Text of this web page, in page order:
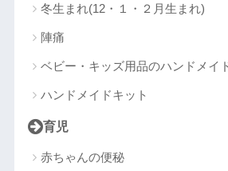
冬生まれ(12・１・２月生まれ)
陣痛
ベビー・キッズ用品のハンドメイ
ハンドメイドキット
育児
赤ちゃんの便秘